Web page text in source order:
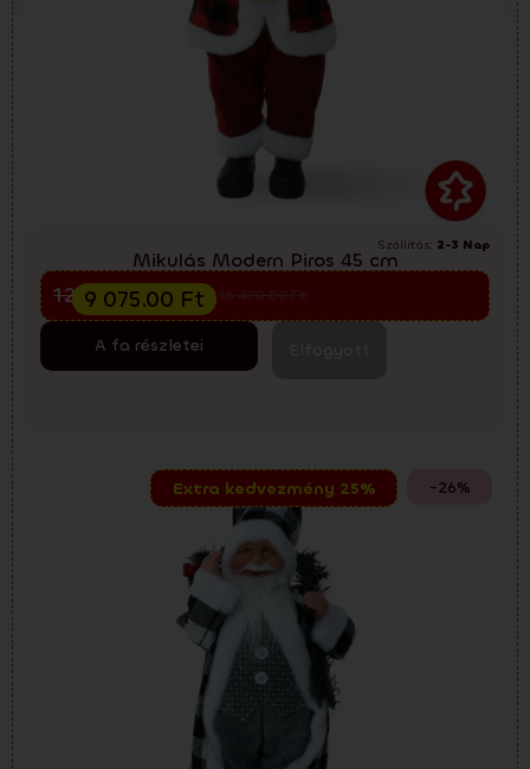
Szállítás: 2-3 Nap
Mikulás Modern Piros 45 cm
Előkarácsonyi kiárusítás
12 100.00Ft
9 075.00 Ft
A fa részletei
-26%
Extra kedvezmény 25%